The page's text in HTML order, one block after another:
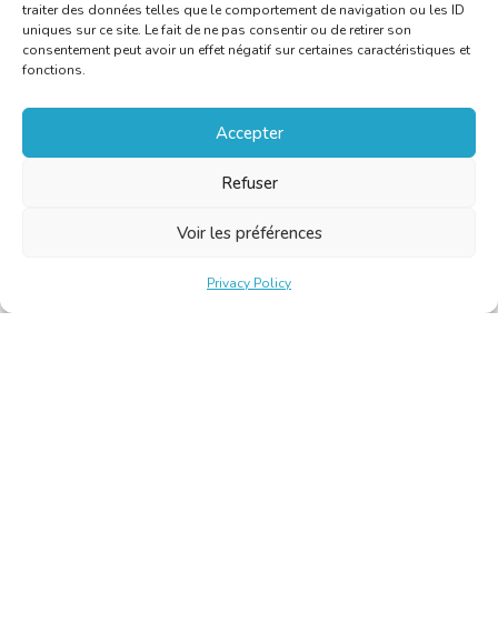
traiter des données telles que le comportement de navigation ou les ID
uniques sur ce site. Le fait de ne pas consentir ou de retirer son
consentement peut avoir un effet négatif sur certaines caractéristiques et
fonctions.
Accepter
Refuser
Voir les préférences
Privacy Policy